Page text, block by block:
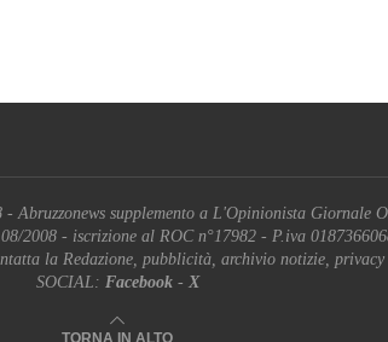
Abruzzonews supplemento a L'Opinionista Giornale
2008 - iscrizione al ROC n°17982 - P.iva
la Redazione, pubblicità, archivio notizie, privacy
SOCIAL: Facebook- X
TORNA IN ALTO